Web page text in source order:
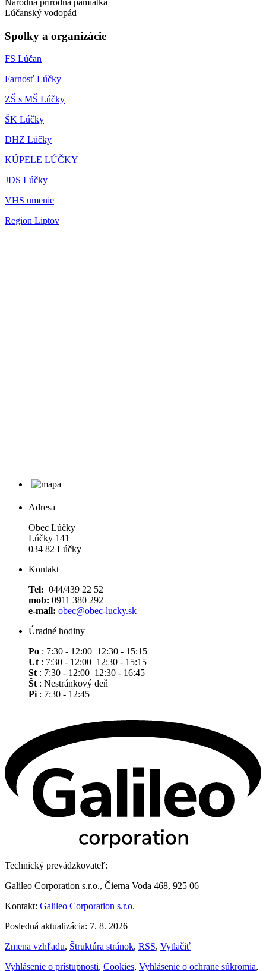
Lúčanský vodopád
Spolky a organizácie
FS Lúčan
Farnosť Lúčky
ZŠ s MŠ Lúčky
ŠK Lúčky
DHZ Lúčky
KÚPELE LÚČKY
JDS Lúčky
VHS umenie
Region Liptov
Adresa
Obec Lúčky
Lúčky 141
034 82 Lúčky
Kontakt
Tel: 044/439 22 52
mob: 0911 380 292
e-mail: obec@obec-lucky.sk
Úradné hodiny
Po : 7:30 - 12:00 12:30 - 15:15
Ut : 7:30 - 12:00 12:30 - 15:15
St : 7:30 - 12:00 12:30 - 16:45
Št : Nestránkový deň
Pi : 7:30 - 12:45
Technický prevádzkovateľ:
Galileo Corporation s.r.o., Čierna Voda 468, 925 06
Kontakt: Galileo Corporation s.r.o.
Posledná aktualizácia: 7. 8. 2026
Zmena vzhľadu, Štruktúra stránok, RSS, Vytlačiť
Vyhlásenie o prístupnosti, Cookies, Vyhlásenie o ochrane súkromia,